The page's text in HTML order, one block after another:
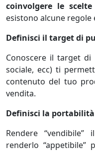
coinvolgere le
esistono alcune regole
Definisci il target di
Conoscere il target di
sociale, ecc) ti
contenuto del tuo
vendita.
Definisci la
Rendere
renderlo